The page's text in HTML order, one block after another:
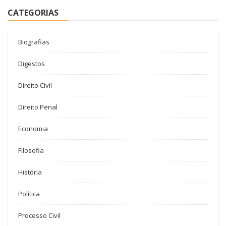
CATEGORIAS
Biografias
Digestos
Direito Civil
Direito Penal
Economia
Filosofia
História
Política
Processo Civil